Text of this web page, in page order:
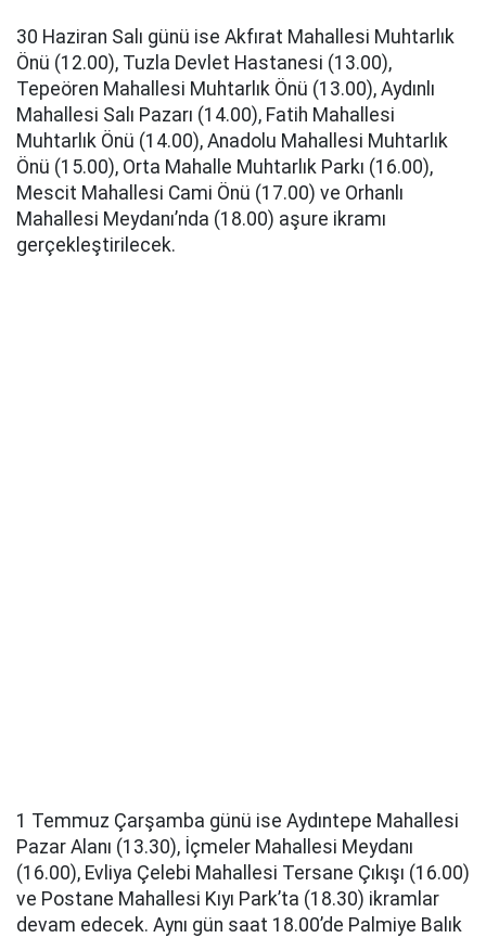
30 Haziran Salı günü ise Akfırat Mahallesi Muhtarlık
Önü (12.00), Tuzla Devlet Hastanesi (13.00),
Tepeören Mahallesi Muhtarlık Önü (13.00), Aydınlı
Mahallesi Salı Pazarı (14.00), Fatih Mahallesi
Muhtarlık Önü (14.00), Anadolu Mahallesi Muhtarlık
Önü (15.00), Orta Mahalle Muhtarlık Parkı (16.00),
Mescit Mahallesi Cami Önü (17.00) ve Orhanlı
Mahallesi Meydanı’nda (18.00) aşure ikramı
gerçekleştirilecek.
1 Temmuz Çarşamba günü ise Aydıntepe Mahallesi
Pazar Alanı (13.30), İçmeler Mahallesi Meydanı
(16.00), Evliya Çelebi Mahallesi Tersane Çıkışı (16.00)
ve Postane Mahallesi Kıyı Park’ta (18.30) ikramlar
devam edecek. Aynı gün saat 18.00’de Palmiye Balık